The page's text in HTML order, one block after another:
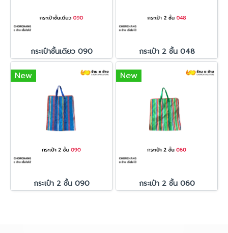
กระเป๋าชั้นเดียว 090 กระเป๋า 2 ชั้น 048
New
กระเป๋า 2 ชั้น 090
New
กระเป๋า 2 ชั้น 060